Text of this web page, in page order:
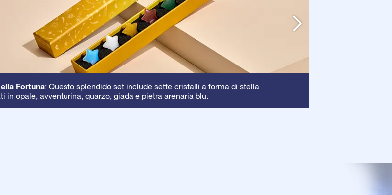
Fortuna: Questo splendido set include sette cristalli a forma di stella
in opale, avventurina, quarzo, giada e pietra arenaria blu.